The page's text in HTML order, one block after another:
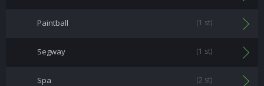
Paintball (1 st)
Segway (1 st)
Spa (2 st)